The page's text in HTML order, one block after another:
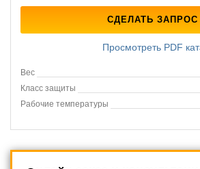
СДЕЛАТЬ ЗАПРОС
Просмотреть PDF
Вес
Класс защиты
Рабочие температуры